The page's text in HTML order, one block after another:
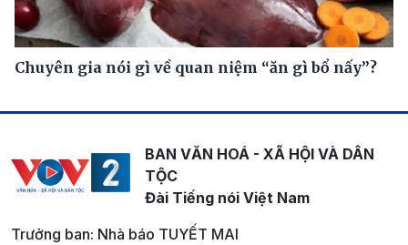
Chuyên gia nói gì về quan niệm “ăn gì bổ nấy”?
BAN VĂN HOÁ - XÃ HỘI VÀ DÂN
TỘC
Đài Tiếng nói Việt Nam
Trưởng ban: Nhà báo TUYẾT MAI